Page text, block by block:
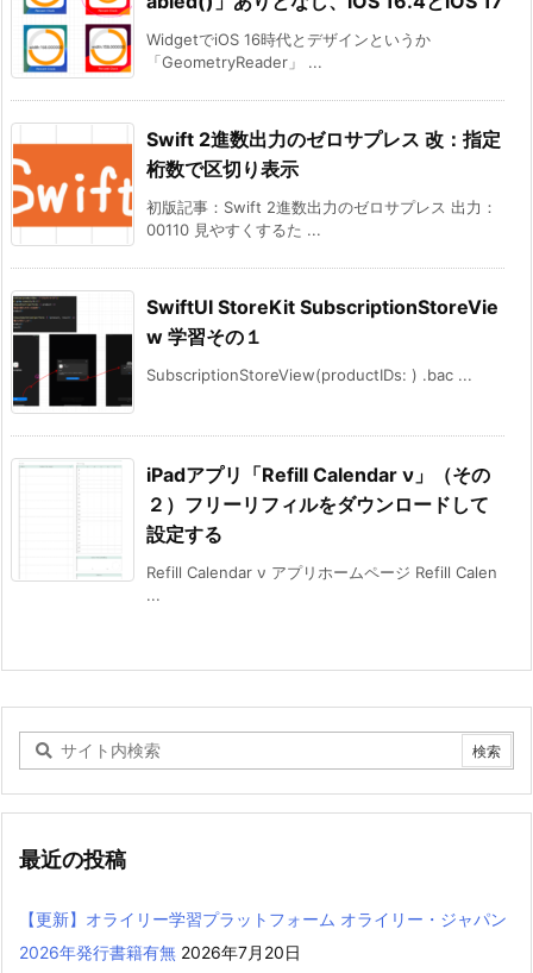
WidgetでiOS 16時代とデザインというか
「GeometryReader」 ...
Swift 2進数出力のゼロサプレス 改：指定
桁数で区切り表示
初版記事：Swift 2進数出力のゼロサプレス 出力：
00110 見やすくするた ...
SwiftUI StoreKit SubscriptionStoreVie
w 学習その１
SubscriptionStoreView(productIDs: ) .bac ...
iPadアプリ「Refill Calendar ν」（その
２）フリーリフィルをダウンロードして
設定する
Refill Calendar ν アプリホームページ Refill Calen
...
最近の投稿
【更新】オライリー学習プラットフォーム オライリー・ジャパン
2026年発行書籍有無 2026年7月20日